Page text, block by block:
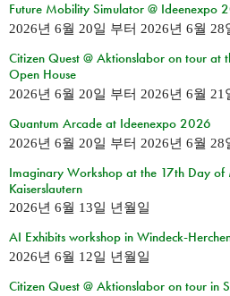
Future Mobility Simulator @ Ideenexpo
2026년 6월 20일 부터 2026년 6월 28
Citizen Quest @ Aktionslabor on tour at
Open House
2026년 6월 20일 부터 2026년 6월 21
Quantum Arcade at Ideenexpo 2026
2026년 6월 20일 부터 2026년 6월 28
Imaginary Workshop at the 17th Day of
Kaiserslautern
2026년 6월 13일 년월일
AI Exhibits workshop in Windeck-
2026년 6월 12일 년월일
Citizen Quest @ Aktionslabor on tour in